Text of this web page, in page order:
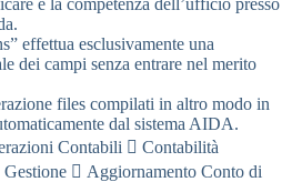
è la competenza dell’ufficio presso
effettua esclusivamente una
dei campi senza entrare nel merito
files compilati in altro modo in
dal sistema AIDA.
Contabili  Contabilità
 Aggiornamento Conto di